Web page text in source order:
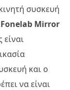
συσκευή
Fonelab Mirror
και ο
να είναι